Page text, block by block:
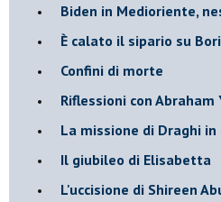
Biden in Medioriente,
È calato il sipario su
Confini di morte
Riflessioni con Abraham
La missione di Draghi
Il giubileo di Elisabetta
L'uccisione di Shireen